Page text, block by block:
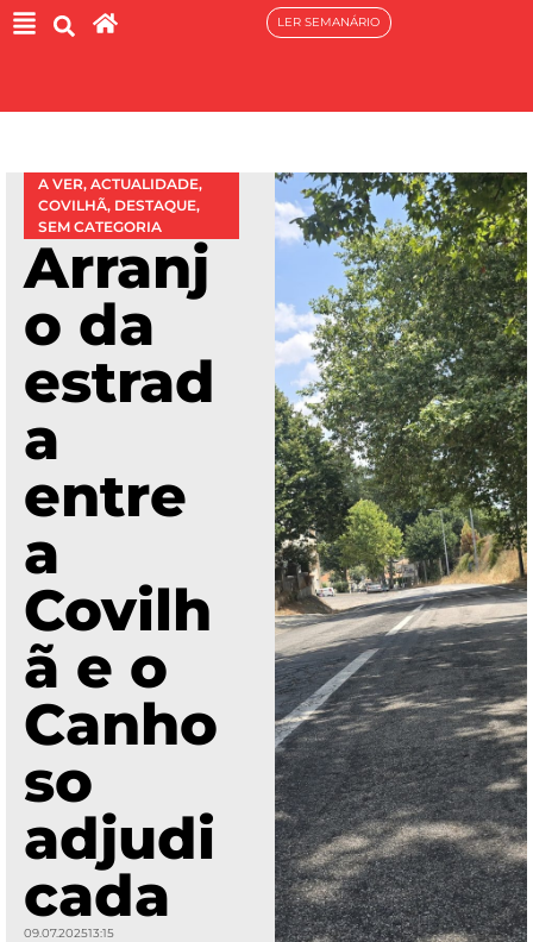
LER SEMANÁRIO
A VER, ACTUALIDADE,
COVILHÃ, DESTAQUE,
SEM CATEGORIA
Arranj
o da
estrad
a
entre
a
Covilh
ã e o
Canho
so
adjudi
cada
09.07.202513:15